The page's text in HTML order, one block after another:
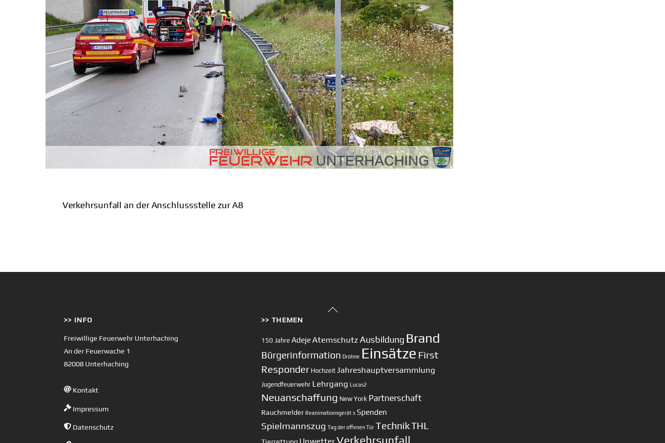
Verkehrsunfall an der Anschlussstelle zur A8
Back
>> INFO
Freiwillige Feuerwehr Unterhaching
An der Feuerwache 1
82008 Unterhaching
Kontakt
Impressum
Datenschutz
>> THEMEN
150 Jahre AdejeAtemschutz Ausbildung Brand
Bürgerinformation Drohne Einsätze First
Responder Hochzeit Jahreshauptversammlung
Jugendfeuerwehr Lehrgang Lucas2
Neuanschaffung New York Partnerschaft
Rauchmelder Reanimationsgerät s Spenden
Spielmannszug Tag der offenen Tür TechnikTHL
Tierrettung UnwetterVerkehrsunfall